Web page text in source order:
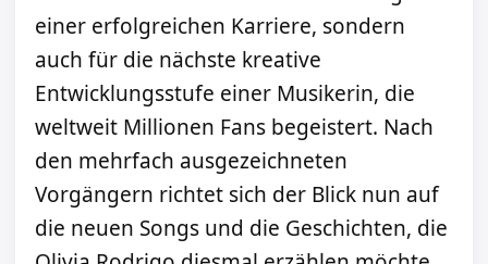
einer erfolgreichen Karriere, sondern
auch für die nächste kreative
Entwicklungsstufe einer Musikerin, die
weltweit Millionen Fans begeistert. Nach
den mehrfach ausgezeichneten
Vorgängern richtet sich der Blick nun auf
die neuen Songs und die Geschichten, die